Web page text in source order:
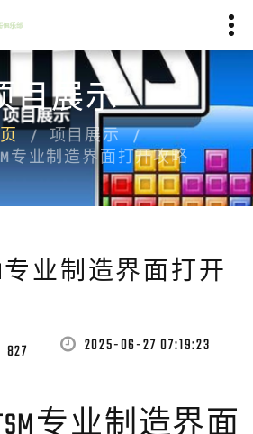
目展示
项目展示
专业制造界面打开攻略
专业制造界面打开
827 2025-06-27 07:19:23